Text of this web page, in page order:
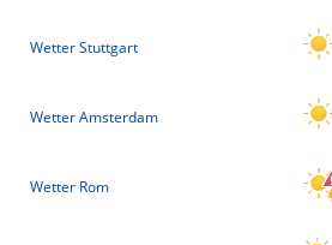
Wetter Stuttgart
Wetter Amsterdam
Wetter Rom